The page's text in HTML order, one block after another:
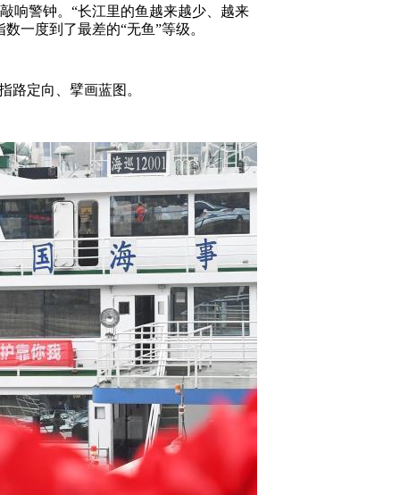
警钟。“长江里的鱼越来越少、越来
一度到了最差的“无鱼”等级。
定向、擘画蓝图。